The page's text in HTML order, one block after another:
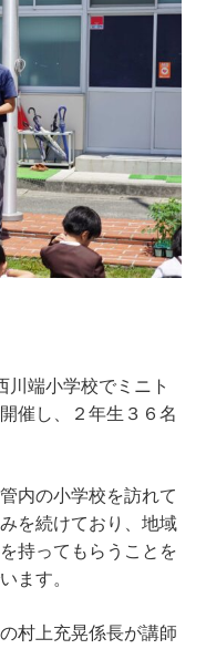
端小学校でミニト
催し、２年生３６名
内の小学校を訪れて
を続けており、地域
持ってもらうことを
ます。
村上充晃係長が講師